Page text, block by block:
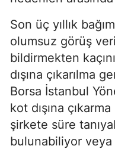
Son üç yıllık
olumsuz görüş
bildirmekten
dışına çıkarılma
Borsa İstanbul
kot dışına
şirkete süre
bulunabiliyor veya